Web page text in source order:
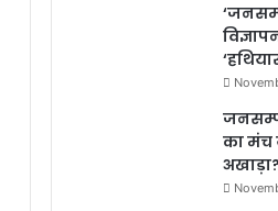
का मंच
अखाड़ा?